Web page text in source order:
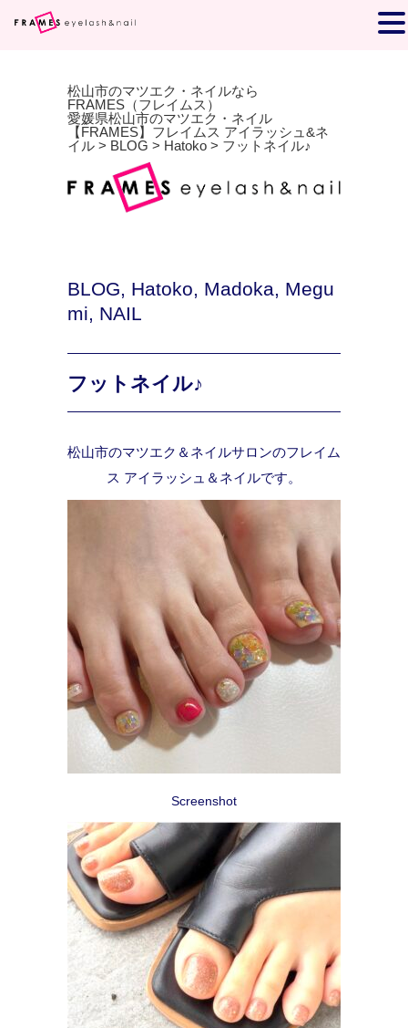
松山市のマツエク・ネイルなら
FRAMES（フレイムス）
愛媛県松山市のマツエク・ネイル
【FRAMES】フレイムス アイラッシュ&ネ
イル > BLOG > Hatoko > フットネイル♪
BLOG, Hatoko, Madoka, Megu
mi, NAIL
フットネイル♪
松山市のマツエク＆ネイルサロンのフレイム
ス アイラッシュ＆ネイルです。
Screenshot